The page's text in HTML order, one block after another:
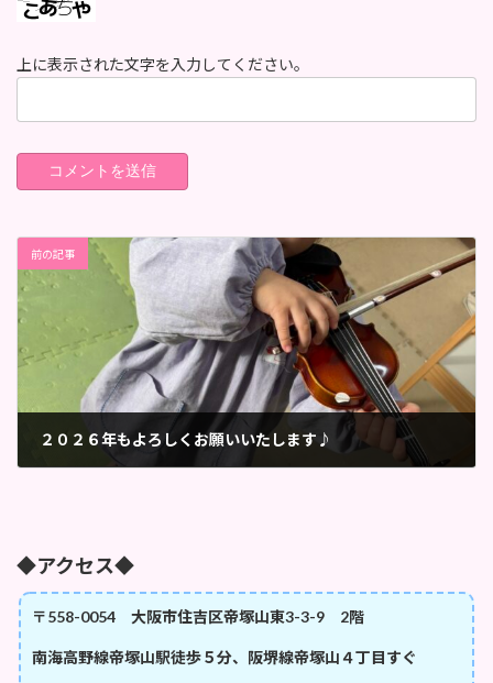
上に表示された文字を入力してください。
前の記事
２０２６年もよろしくお願いいたします♪
◆アクセス◆
〒558-0054 大阪市住吉区帝塚山東3-3-9 2階
南海高野線帝塚山駅徒歩５分、阪堺線帝塚山４丁目すぐ